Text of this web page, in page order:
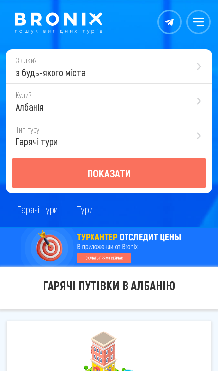
Контакты Меню
Звідки?
з будь-якого міста
Куди?
Албанія
Тип туру
Гарячі тури
ПОКАЗАТИ
Гарячі тури Тури
ГАРЯЧІ ПУТІВКИ В АЛБАНІЮ